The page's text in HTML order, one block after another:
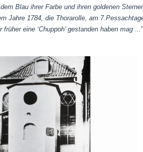
Blau ihrer Farbe und ihren goldenen
Jahre 1784, die Thorarolle, am
eine ‘Chuppoh’ gestanden haben mag ...”